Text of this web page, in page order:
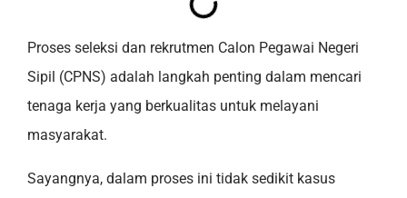
Proses seleksi dan rekrutmen Calon Pegawai Negeri
Sipil (CPNS) adalah langkah penting dalam mencari
tenaga kerja yang berkualitas untuk melayani
masyarakat.
Sayangnya, dalam proses ini tidak sedikit kasus